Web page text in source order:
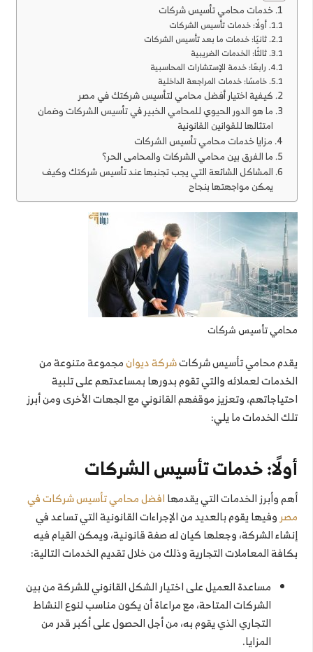
خدمات محامي تأسيس شركات
أولًا: خدمات تأسيس الشركات
ثانيًا: خدمات ما بعد تأسيس الشركات
ثالثًا: الخدمات الضريبية
رابعًا: خدمة الإستشارات المحاسبية
خامسًا: خدمات المراجعة الداخلية
كيفية اختيار أفضل محامي لتأسيس شركتك في مصر
ما هو الدور الحيوي للمحامي الخبير في تأسيس الشركات وضمان
امتثالها للقوانين القانونية
مزايا خدمات محامي تأسيس الشركات
ما الفرق بين محامي الشركات والمحامى الحر؟
المشاكل الشائعة التي يجب تجنبها عند تأسيس شركتك وكيف
يمكن مواجهتها بنجاح
محامي تأسيس شركات
يقدم محامي تأسيس شركاتشركة ديوانمجموعة متنوعة من
الخدمات لعملائه والتي تقوم بدورها بمساعدتهم على تلبية
احتياجاتهم، وتعزيز موقفهم القانوني مع الجهات الأخرى ومن أبرز
تلك الخدمات ما يلي:
أولًا: خدمات تأسيس الشركات
أهم وأبرز الخدمات التي يقدمهاافضل محامي تأسيس شركات في
مصروفيها يقوم بالعديد من الإجراءات القانونية التي تساعد في
إنشاء الشركة، وجعلها كيان له صفة قانونية، ويمكن القيام فيه
بكافة المعاملات التجارية وذلك من خلال تقديم الخدمات التالية:
مساعدة العميل على اختيار الشكل القانوني للشركة من بين
الشركات المتاحة، مع مراعاة أن يكون مناسب لنوع النشاط
التجاري الذي يقوم به، من أجل الحصول على أكبر قدر من
المزايا.